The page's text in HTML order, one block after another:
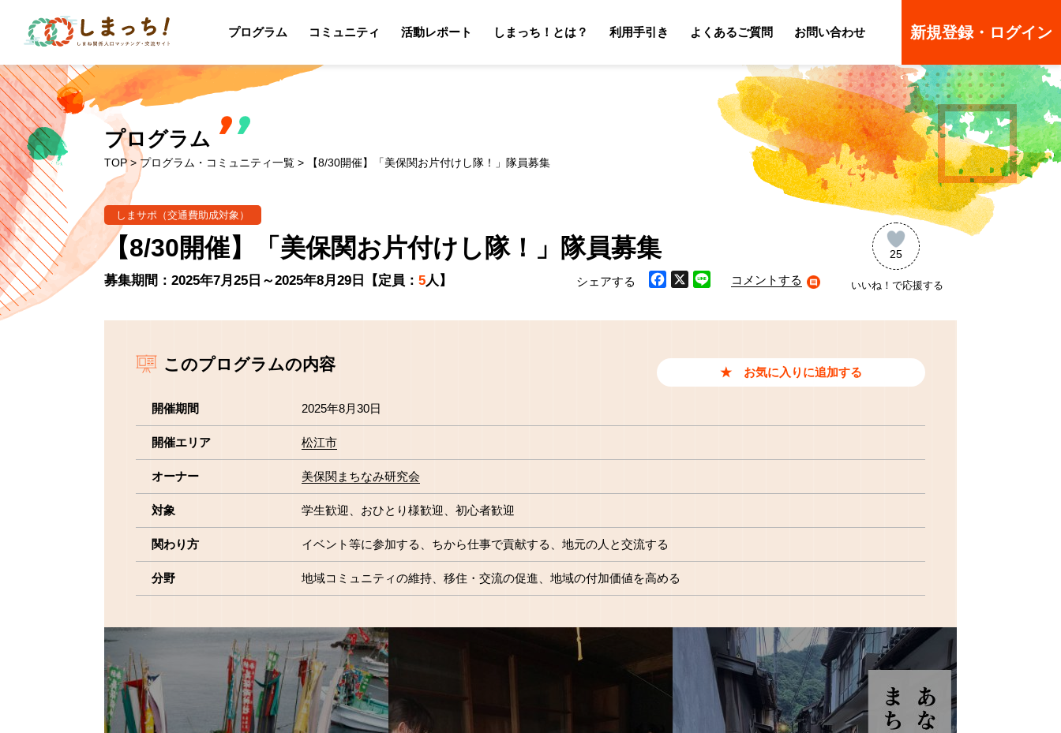
プログラム コミュニティ 活動レポート しまっち！とは？
利用手引き
よくあるご質問
お問い合わせ 新規登録・ログイン
プログラム
TOP> プログラム・コミュニティ一覧 > 【8/30開催】「美保関お片付けし隊！」隊員募集
しまサポ（交通費助成対象）
【8/30開催】「美保関お片付けし隊！」隊員募集
募集期間：2025年7月25日～2025年8月29日 【定員： 5人】
シェアする
コメントする
25
いいね！で応援する
このプログラムの内容
開催期間 2025年8月30日
開催エリア 松江市
オーナー 美保関まちなみ研究会
対象 学生歓迎 おひとり様歓迎 初心者歓迎
関わり方 イベント等に参加する ちから仕事で貢献する 地元の人と交流する
分野 地域コミュニティの維持 移住・交流の促進 地域の付加価値を高める